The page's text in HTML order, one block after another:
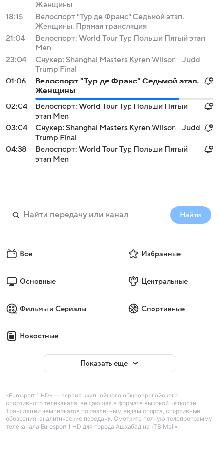
Женщины
18:15
Велоспорт "Тур де Франс" Седьмой этап.
Женщины. Прямая трансляция
21:04
Велоспорт: World Tour Тур Польши Пятый этап
Men
23:04
Снукер: Shanghai Masters Kyren Wilson - Judd
Trump Final
01:06
Велоспорт "Тур де Франс" Седьмой этап.
Женщины
02:04
Велоспорт: World Tour Тур Польши Пятый
этап Men
03:04
Снукер: Shanghai Masters Kyren Wilson - Judd
Trump Final
04:38
Велоспорт: World Tour Тур Польши Пятый
этап Men
Найти
Все Избранные
Основные Центральные
Фильмы и Сериалы Спортивные
Новостные
Показать еще
«Eurosport 1 HD» — версия крупнейшего общеевропейского
спортивного телеканала, вещающая в формате высокой четкости.
Трансляции чемпионатов по различным видам спорта, спортивные
обозрения, аналитические передачи. Смотрите полную телепрограмму
телеканала Eurosport 1 HD для города Ашхабад на «ТВ Mail».